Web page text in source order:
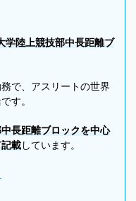
学陸上競技部中長距離ブ
で、アスリートの世界
す。
長距離ブロックを中心
載しています。